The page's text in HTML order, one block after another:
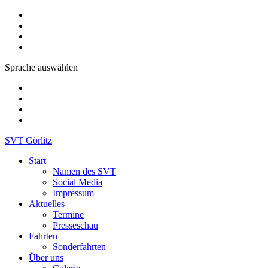
Sprache auswählen
SVT Görlitz
Start
Namen des SVT
Social Media
Impressum
Aktuelles
Termine
Presseschau
Fahrten
Sonderfahrten
Über uns